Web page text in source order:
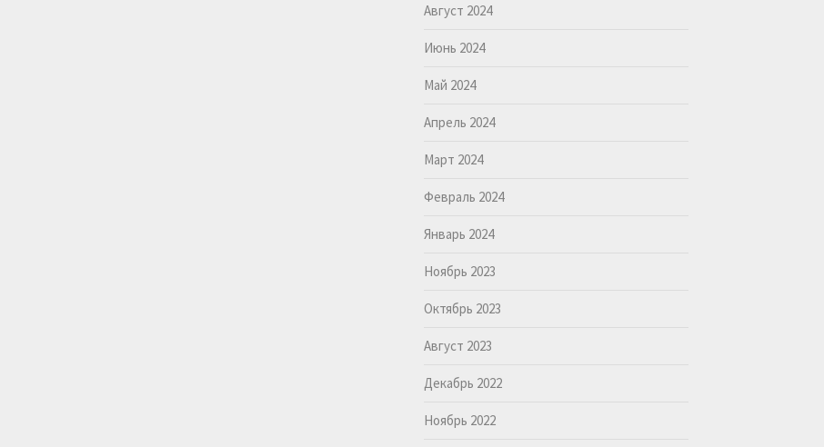
Август 2024
Июнь 2024
Май 2024
Апрель 2024
Март 2024
Февраль 2024
Январь 2024
Ноябрь 2023
Октябрь 2023
Август 2023
Декабрь 2022
Ноябрь 2022